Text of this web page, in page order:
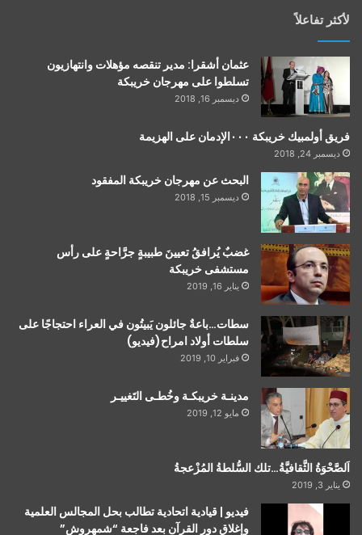
لأكثر تفاعلاً
عثمان أشقرا: مدير تنقصه مؤهلات وانتهازيون
تسلطوا على مهرجان خريبكة
ديسمبر 16, 2018
فريق أولمبيك خريبكة ٠٠٠الإدمان على الهزيمة
ديسمبر 24, 2018
البحث عن مهرجان خريبكة المفقود
ديسمبر 15, 2018
غضبٌ يُرافقُ تعيينَ طبيبةٍ جرَّاحةٍ على رأس
مستشفى خريبكة
يناير 16, 2019
سطات…باعةٌ جائلون يَبيتُون في العراء احتجاجًا على
سلطات أولاد امراح(فيديو)
فبراير 10, 2019
مدينـة خريبكـة وخُطـى التَغييـر
مايو 12, 2019
اَلصَّحْوَةُ الثَّقافيَّةُ…تلك السُّلطةُ المُزْعجةُ
يناير 3, 2019
فيديو | قيادية اتحادية تطالب بحل المجالس العلمية
وإغلاق دور القرآن بعد فاجعة “شمهروش”